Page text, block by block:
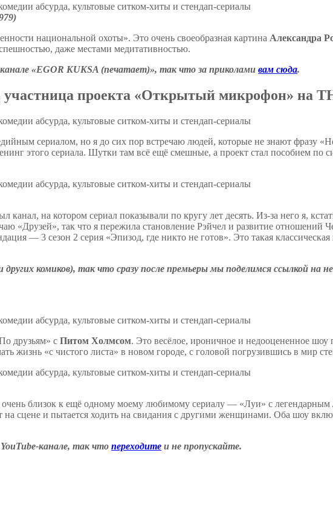
национальной охоты». Это очень своеобразная картина Александра
даже местами медитативностью.
«EGOR KUKSA (печатает)», так что за приколами вам сюда.
проекта «Открытый микрофон» на
сериалом, но я до сих пор встречаю людей, которые не знают фразу
этого сериала. Шутки там всё ещё смешные, а проект стал пособием по
канал, на котором сериал показывали по кругу лет десять. Из-за него я,
«Друзей», так что я пережила становление Рэйчел и развитие отношений
— 3 сезон 2 серия «Эпизод, где никто не готов». Это такая
комиков), так что сразу после премьеры мы поделимся ссылкой на
друзьям» с Питом Холмсом. Это весёлое, ироничное и недооцененное
жизнь «с чистого листа» в новом городе, с головой погрузившись в мир
очень близок к ещё одному моему любимому сериалу — «Луи» с легендарным
на сцене и пытается ходить на свидания с другими женщинами. Оба шоу
канале, так что переходите и не пропускайте.